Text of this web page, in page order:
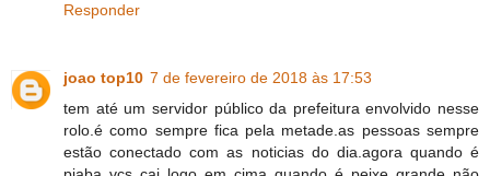
Responder
joao top10 7 de fevereiro de 2018 às 17:53
tem até um servidor público da prefeitura envolvido nesse
rolo.é como sempre fica pela metade.as pessoas sempre
estão conectado com as noticias do dia.agora quando é